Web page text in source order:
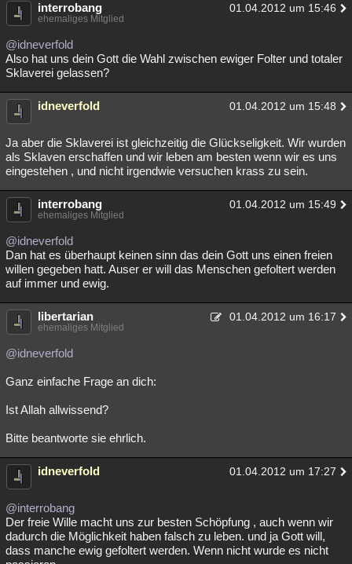
interrobang 01.04.2012 um 15:46
ehemaliges Mitglied
@idneverfold
Also hat uns dein Gott die Wahl zwischen ewiger Folter und totaler
Sklaverei gelassen?
idneverfold 01.04.2012 um 15:48
Ja aber die Sklaverei ist gleichzeitig die Glückseligkeit. Wir wurden
als Sklaven erschaffen und wir leben am besten wenn wir es uns
eingestehen , und nicht irgendwie versuchen krass zu sein.
interrobang 01.04.2012 um 15:49
ehemaliges Mitglied
@idneverfold
Dan hat es überhaupt keinen sinn das dein Gott uns einen freien
willen gegeben hatt. Auser er will das Menschen gefoltert werden
auf immer und ewig.
libertarian 01.04.2012 um 16:17
ehemaliges Mitglied
@idneverfold
Ganz einfache Frage an dich:
Ist Allah allwissend?
Bitte beantworte sie ehrlich.
idneverfold 01.04.2012 um 17:27
@interrobang
Der freie Wille macht uns zur besten Schöpfung , auch wenn wir
dadurch die Möglichkeit haben falsch zu leben. und ja Gott will,
dass manche ewig gefoltert werden. Wenn nicht wurde es nicht